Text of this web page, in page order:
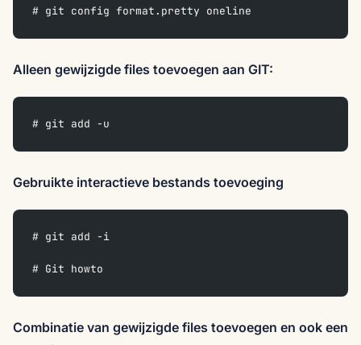
# git config format.pretty oneline
Alleen gewijzigde files toevoegen aan GIT:
# git add -u
Gebruikte interactieve bestands toevoeging
# git add -i
# Git howto
Combinatie van gewijzigde files toevoegen en ook een